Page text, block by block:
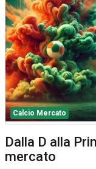
Calcio Mercato
Dalla D alla
mercato